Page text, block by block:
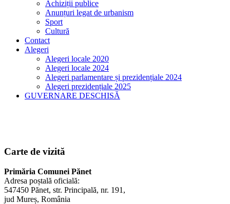
Achiziții publice
Anunțuri legat de urbanism
Sport
Cultură
Contact
Alegeri
Alegeri locale 2020
Alegeri locale 2024
Alegeri parlamentare și prezidențiale 2024
Alegeri prezidențiale 2025
GUVERNARE DESCHISĂ
Carte de vizită
Primăria Comunei Pănet
Adresa poștală oficială:
547450 Pănet, str. Principală, nr. 191,
jud Mureș, România